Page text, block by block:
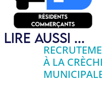
LIRE AUSSI ...
À LA CRÈCHE
MUNICIPALE !